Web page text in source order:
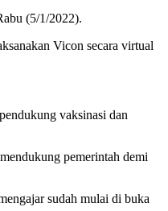
(5/1/2022).
Vicon secara virtual
vaksinasi dan
pemerintah demi
sudah mulai di buka